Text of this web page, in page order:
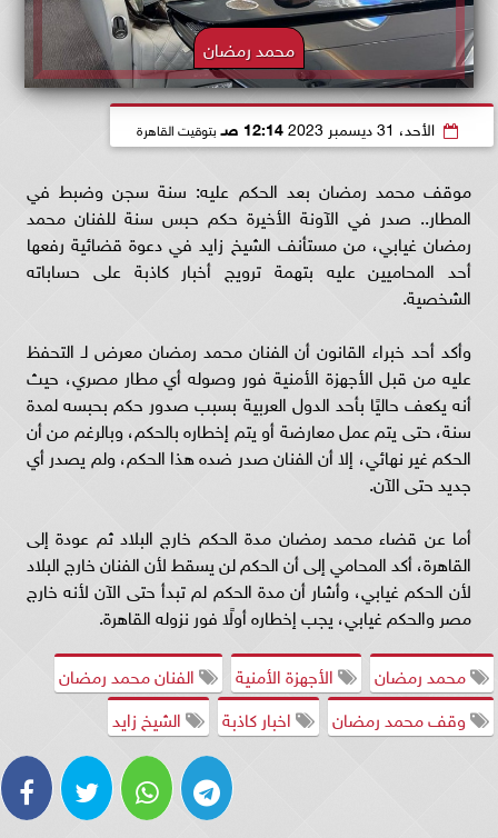
محمد رمضان
الأحد، 31 ديسمبر 2023 12:14 صـ بتوقيت القاهرة
موقف محمد رمضان بعد الحكم عليه: سنة سجن وضبط في
المطار.. صدر في الآونة الأخيرة حكم حبس سنة للفنان محمد
رمضان غيابي، من مستأنف الشيخ زايد في دعوة قضائية رفعها
أحد المحاميين عليه بتهمة ترويج أخبار كاذبة على حساباته
الشخصية.
وأكد أحد خبراء القانون أن الفنان محمد رمضان معرض لـ التحفظ
عليه من قبل الأجهزة الأمنية فور وصوله أي مطار مصري، حيث
أنه يكعف حاليًا بأحد الدول العربية بسبب صدور حكم بحبسه لمدة
سنة، حتى يتم عمل معارضة أو يتم إخطاره بالحكم، وبالرغم من أن
الحكم غير نهائي، إلا أن الفنان صدر ضده هذا الحكم، ولم يصدر أي
جديد حتى الآن.
أما عن قضاء محمد رمضان مدة الحكم خارج البلاد ثم عودة إلى
القاهرة، أكد المحامي إلى أن الحكم لن يسقط لأن الفنان خارج البلاد
لأن الحكم غيابي، وأشار أن مدة الحكم لم تبدأ حتى الآن لأنه خارج
مصر والحكم غيابي، يجب إخطاره أولًا فور نزوله القاهرة.
محمد رمضان
الأجهزة الأمنية
الفنان محمد رمضان
وقف محمد رمضان
اخبار كاذبة الشيخ زايد